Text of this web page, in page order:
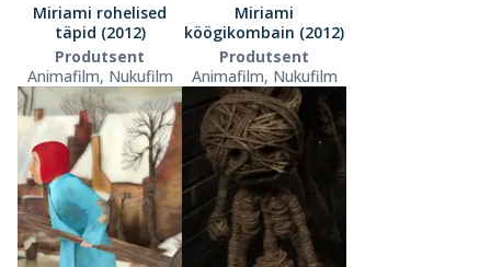
Miriami rohelised
täpid (2012)
Produtsent
Animafilm, Nukufilm
Miriami
köögikombain (2012)
Produtsent
Animafilm, Nukufilm